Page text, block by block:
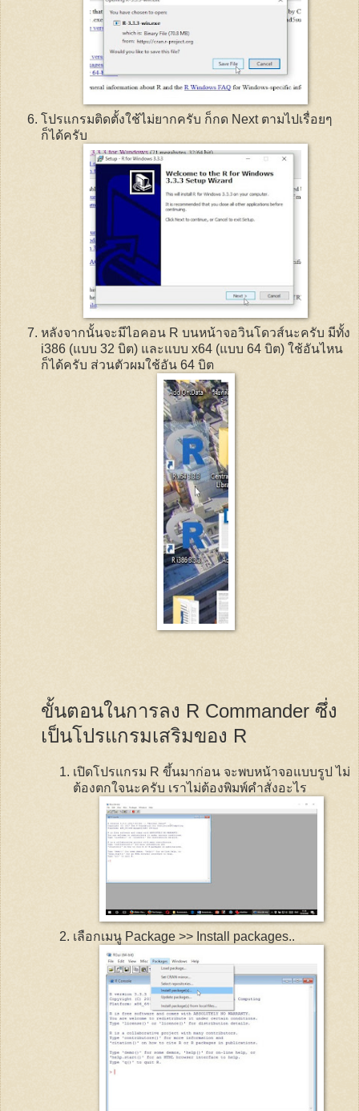
โปรแกรมติดตั้งใช้ไม่ยากครับ ก็กด Next ตามไปเรื่อยๆ
ก็ได้ครับ
หลังจากนั้นจะมีไอคอน R บนหน้าจอวินโดวส์นะครับ มีทั้ง
i386 (แบบ 32 บิต) และแบบ x64 (แบบ 64 บิต) ใช้อันไหน
ก็ได้ครับ ส่วนตัวผมใช้อัน 64 บิต
ขั้นตอนในการลง R Commander ซึ่ง
เป็นโปรแกรมเสริมของ R
เปิดโปรแกรม R ขึ้นมาก่อน จะพบหน้าจอแบบรูป ไม่
ต้องตกใจนะครับ เราไม่ต้องพิมพ์คำสั่งอะไร
เลือกเมนู Package >> Install packages..